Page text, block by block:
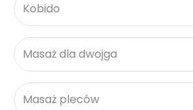
Kobido
Masaż dla dwojga
Masaż pleców